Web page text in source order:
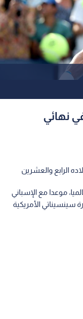
نهائي
الرابع والعشرين
موعدا مع الإسباني
سينسيناتي الأمريكية